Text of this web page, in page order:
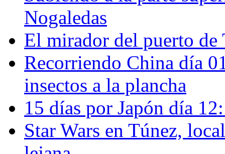
Nogaledas
El mirador del puerto de
Recorriendo China día
insectos a la plancha
15 días por Japón día
Star Wars en Túnez,